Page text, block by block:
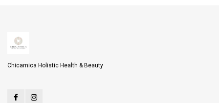
Chicamica Holistic Health & Beauty